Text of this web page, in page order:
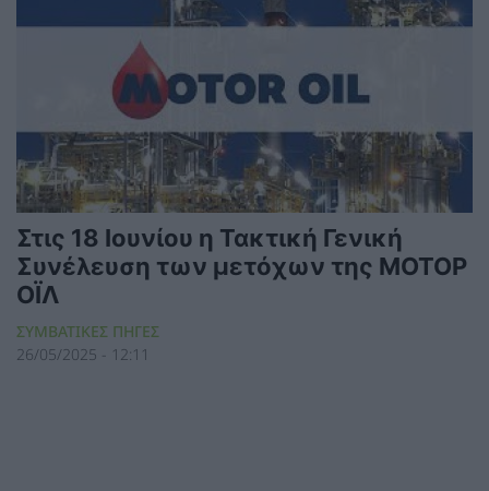
Στις 18 Ιουνίου η Τακτική Γενική
Συνέλευση των μετόχων της ΜΟΤΟΡ
ΟΪΛ
ΣΥΜΒΑΤΙΚΕΣ ΠΗΓΕΣ
26/05/2025 - 12:11